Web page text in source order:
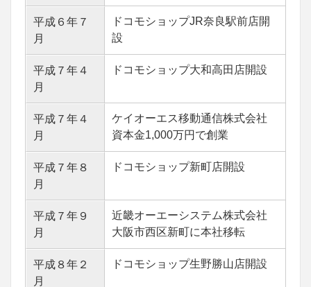
平成６年７
月
ドコモショップJR奈良駅前店開
設
平成７年４
月
ドコモショップ大和高田店開設
平成７年４
月
ケイオーエス移動通信株式会社
資本金1,000万円で創業
平成７年８
月
ドコモショップ新町店開設
平成７年９
月
近畿オーエーシステム株式会社
大阪市西区新町に本社移転
平成８年２
月
ドコモショップ生野勝山店開設